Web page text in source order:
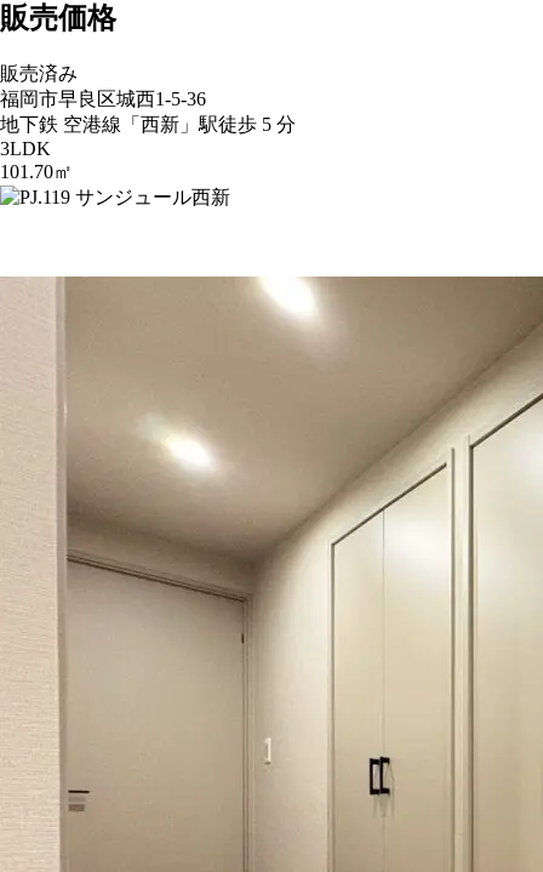
販売価格
販売済み
福岡市早良区城西1-5-36
地下鉄 空港線「西新」駅徒歩 5 分
3LDK
101.70㎡